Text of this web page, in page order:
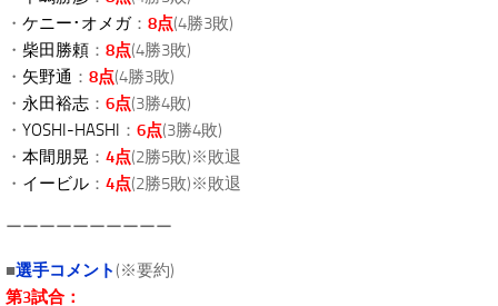
・ ケニー･オメガ： 8点(4勝3敗)
・ 柴田勝頼 ： 8点(4勝3敗)
・ 矢野通 ： 8点(4勝3敗)
・ 永田裕志 ： 6点(3勝4敗)
・ YOSHI-HASHI ： 6点(3勝4敗)
・ 本間朋晃 ： 4点(2勝5敗)※敗退
・ イービル ： 4点(2勝5敗)※敗退
ーーーーーーーーーー
■選手コメント(※要約)
第3試合：